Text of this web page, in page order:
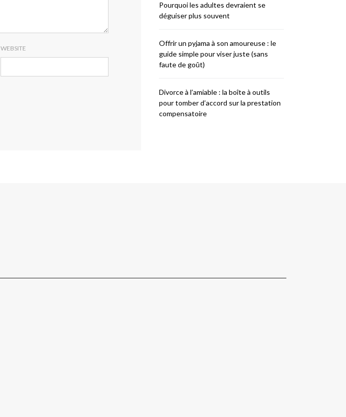
WEBSITE
Pourquoi les adultes devraient se
déguiser plus souvent
Offrir un pyjama à son amoureuse : le
guide simple pour viser juste (sans
faute de goût)
Divorce à l’amiable : la boîte à outils
pour tomber d’accord sur la prestation
compensatoire